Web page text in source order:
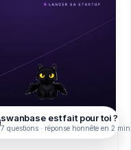
swanbase est fait pour toi ?
7 questions · réponse honnête en 2 min